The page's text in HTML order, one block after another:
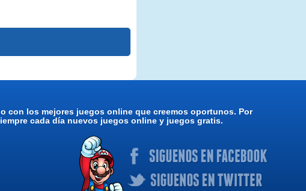
con los mejores juegos online que creemos oportunos. Por
cada día nuevos juegos online y juegos gratis.